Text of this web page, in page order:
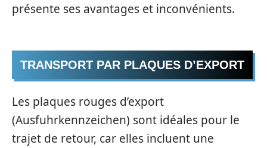
présente ses avantages et inconvénients.
TRANSPORT PAR PLAQUES D’EXPORT
Les plaques rouges d’export
(Ausfuhrkennzeichen) sont idéales pour le
trajet de retour, car elles incluent une